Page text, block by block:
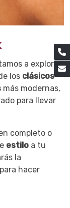
a explorar
los clásicos
más modernas,
para llevar
completo o
estilo a tu
la
hacer